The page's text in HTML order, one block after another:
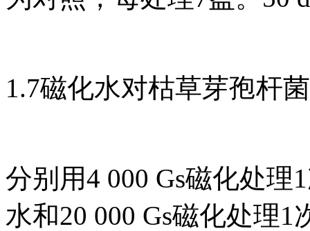
1.7磁化水对枯草芽孢杆
分别用4 000 Gs磁化处理
水和20 000 Gs磁化处理